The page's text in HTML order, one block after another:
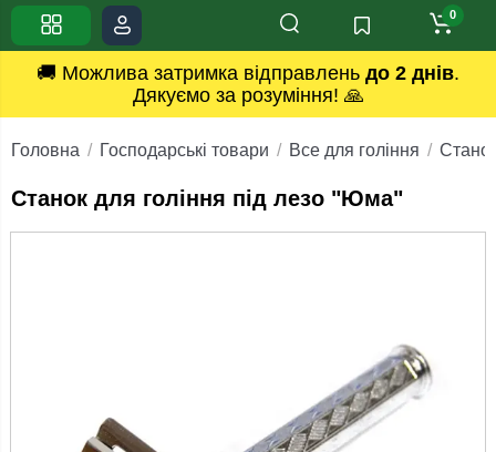
🚚 Можлива затримка відправлень до 2 днів.
Дякуємо за розуміння! 🙏
0
Головна Господарські товари Все для гоління
Станок для гоління під лезо "Юма"